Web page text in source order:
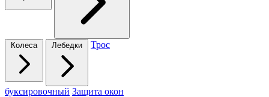
Колеса Лебедки Трос
буксировочный Защита окон